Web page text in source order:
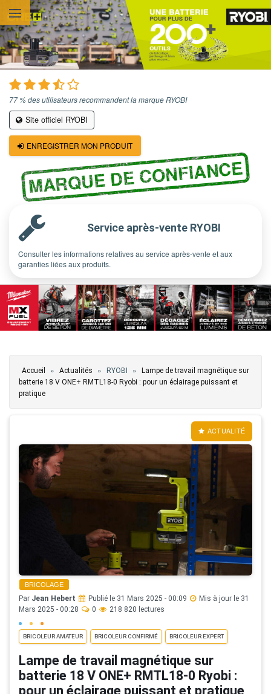
Aller au contenu principal
77 % des utilisateurs recommandent la marque RYOBI
Site officiel RYOBI
ENREGISTRER MON PRODUIT
MARQUE DE CONFIANCE
Service après-vente RYOBI
Consulter les informations relatives au service après-vente et aux
garanties liées aux produits.
Vous êtes ici
Accueil » Actualités » RYOBI »
Lampe de travail magnétique sur
batterie 18 V ONE+ RMTL18-0 Ryobi : pour un éclairage puissant et
pratique
ACTUALITÉ
BRICOLAGE
Par Jean Hebert Publié le 31 Mars 2025 - 00:09
Mis à jour le 31
Mars 2025 - 00:28
0 218 820 lectures
BRICOLEUR AMATEUR BRICOLEUR CONFIRMÉ BRICOLEUR EXPERT
Lampe de travail magnétique sur
batterie 18 V ONE+ RMTL18-0 Ryobi :
pour un éclairage puissant et pratique